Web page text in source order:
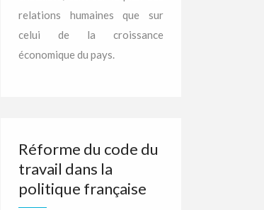
relations humaines que sur
celui de la croissance
économique du pays.
Réforme du code du
travail dans la
politique française